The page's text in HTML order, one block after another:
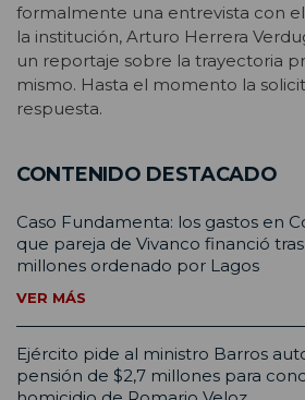
formalmente una entrevista con
la institución, Arturo Herrera
un reportaje sobre la trayectoria
mismo. Hasta el momento la
respuesta.
CONTENIDO DESTACADO
Caso Fundamenta: los gastos en
que pareja de Vivanco financió
millones ordenado por Lagos
VER MÁS
Ejército pide al ministro Barros
pensión de $2,7 millones para